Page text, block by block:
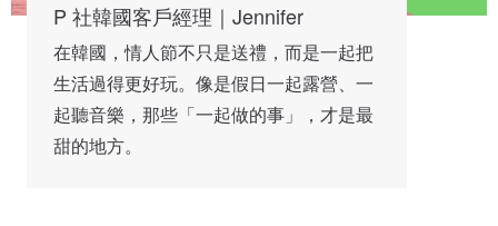
P 社韓國客戶經理｜Jennifer
在韓國，情人節不只是送禮，而是一起把
生活過得更好玩。像是假日一起露營、一
起聽音樂，那些「一起做的事」，才是最
甜的地方。